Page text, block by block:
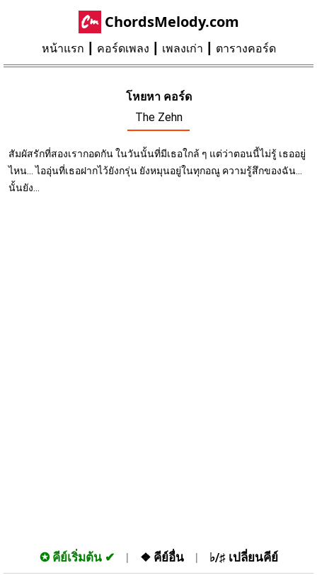
ChordsMelody.com
หน้าแรก คอร์ดเพลง เพลงเก่า ตารางคอร์ด
โหยหา คอร์ด
The Zehn
สัมผัสรักที่สองเรากอดกัน ในวันนั้นที่มีเธอใกล้ ๆ แต่ว่าตอนนี้ไม่รู้ เธออยู่
ไหน... ไออุ่นที่เธอฝากไว้ยังกรุ่น ยังหมุนอยู่ในทุกอณู ความรู้สึกของฉัน...
นั้นยัง...
✪ คีย์เริ่มต้น ❖ คีย์อื่น ♭/♯ เปลี่ยนคีย์